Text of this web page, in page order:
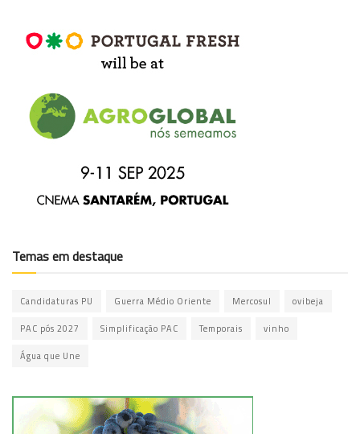
Temas em destaque
Candidaturas PU Guerra Médio Oriente Mercosul ovibeja
PAC pós 2027 Simplificação PAC Temporais vinho
Água que Une